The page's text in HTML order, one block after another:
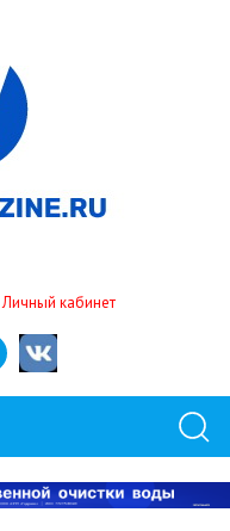
Личный кабинет